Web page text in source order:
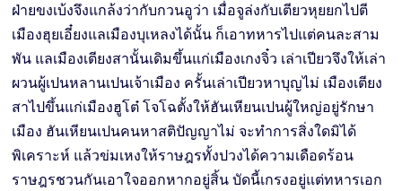
ฝ่ายขงเบ้งจึงแกล้งว่ากับกวนอูว่า เมื่อจูล่งกับเตียวหุยยกไปตี
เมืองฮุยเอี๋ยงแลเมืองบุเหลงได้นั้น ก็เอาทหารไปแต่คนละสาม
พัน แลเมืองเตียงสานั้นเดิมขึ้นแก่เมืองเกงจิ๋ว เล่าเปียวจึงให้เล่า
ผวนผู้เปนหลานเปนเจ้าเมือง ครั้นเล่าเปียวหาบุญไม่ เมืองเตียง
สาไปขึ้นแก่เมืองฮูโต๋ โจโฉตั้งให้ฮันเหียนเปนผู้ใหญ่อยู่รักษา
เมือง ฮันเหียนเปนคนหาสติปัญญาไม่ จะทำการสิ่งใดมิได้
พิเคราะห์ แล้วข่มเหงให้ราษฎรทั้งปวงได้ความเดือดร้อน
ราษฎรชวนกันเอาใจออกหากอยู่สิ้น บัดนี้เกรงอยู่แต่ทหารเอก